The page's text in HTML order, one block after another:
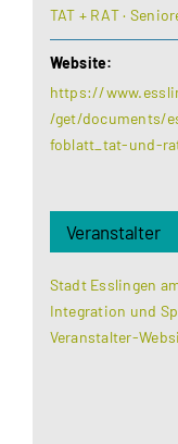
TAT + RAT ·
Website:
https://
/get/documents/
foblatt_tat-und-
Veranstalter
Stadt Esslingen
Integration und
Veranstalter-